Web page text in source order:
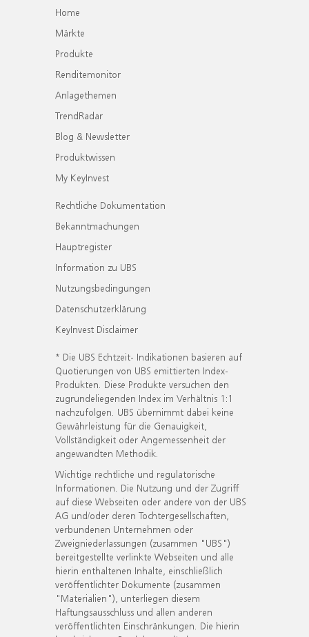
Home
Märkte
Produkte
Renditemonitor
Anlagethemen
TrendRadar
Blog & Newsletter
Produktwissen
My KeyInvest
Rechtliche Dokumentation
Bekanntmachungen
Hauptregister
Information zu UBS
Nutzungsbedingungen
Datenschutzerklärung
KeyInvest Disclaimer
* Die UBS Echtzeit- Indikationen basieren auf
Quotierungen von UBS emittierten Index-
Produkten. Diese Produkte versuchen den
zugrundeliegenden Index im Verhältnis 1:1
nachzufolgen. UBS übernimmt dabei keine
Gewährleistung für die Genauigkeit,
Vollständigkeit oder Angemessenheit der
angewandten Methodik.
Wichtige rechtliche und regulatorische
Informationen. Die Nutzung und der Zugriff
auf diese Webseiten oder andere von der UBS
AG und/oder deren Tochtergesellschaften,
verbundenen Unternehmen oder
Zweigniederlassungen (zusammen "UBS")
bereitgestellte verlinkte Webseiten und alle
hierin enthaltenen Inhalte, einschließlich
veröffentlichter Dokumente (zusammen
"Materialien"), unterliegen diesem
Haftungsausschluss und allen anderen
veröffentlichten Einschränkungen. Die hierin